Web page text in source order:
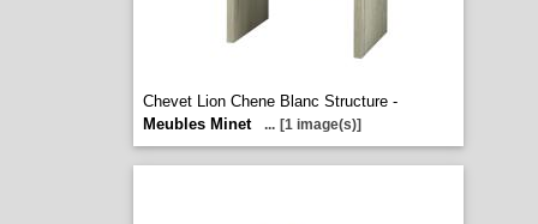
Chevet Lion Chene Blanc Structure -
Meubles Minet
... [1 image(s)]